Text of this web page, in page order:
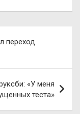
переход
«У меня
теста»